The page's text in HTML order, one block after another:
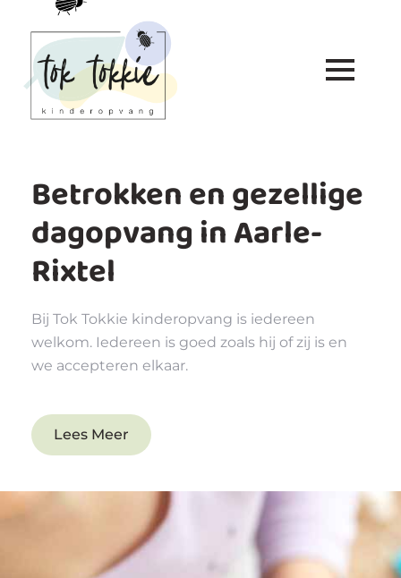
Betrokken en gezellige
dagopvang in Aarle-
Rixtel
Bij Tok Tokkie kinderopvang is iedereen
welkom. Iedereen is goed zoals hij of zij is en
we accepteren elkaar.
Lees Meer